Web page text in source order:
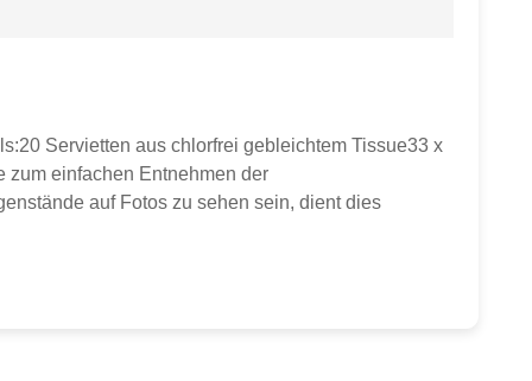
Servietten aus chlorfrei gebleichtem Tissue33 x
zum einfachen Entnehmen der
auf Fotos zu sehen sein, dient dies